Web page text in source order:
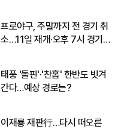
프로야구, 주말까지 전 경기 취
소…11일 재개·오후 7시 경기
태풍 '돌핀'·'찬홈' 한반도 빗겨
간다…예상 경로는?
이재룡 재판行…다시 떠오른